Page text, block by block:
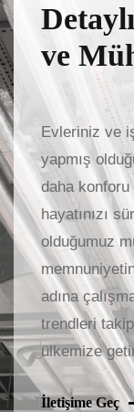
ve
Evleriniz ve
yapmış
daha
hayatınızı
olduğumuz
adına
trendleri
ülkemize
İletişime Geç